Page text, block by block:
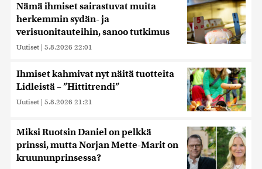
Nämä ihmiset sairastuvat muita
herkemmin sydän- ja
verisuonitauteihin, sanoo tutkimus
Uutiset | 5.8.2026 22:01
Ihmiset kahmivat nyt näitä tuotteita
Lidleistä – ”Hittitrendi”
Uutiset | 5.8.2026 21:21
Miksi Ruotsin Daniel on pelkkä
prinssi, mutta Norjan Mette-Marit on
kruununprinsessa?